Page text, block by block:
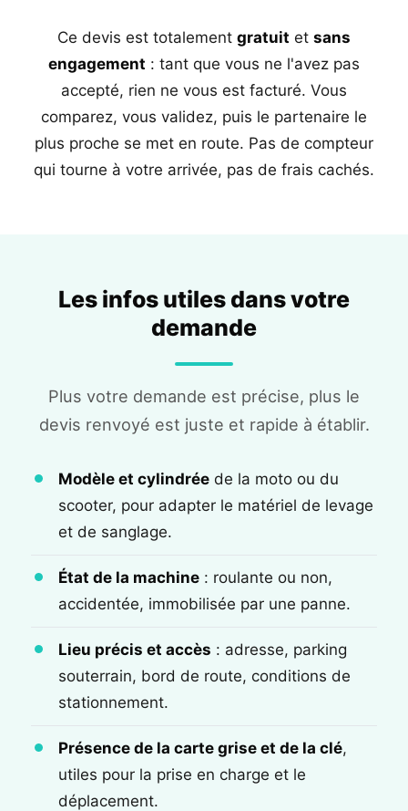
Ce devis est totalement gratuit et sans
engagement : tant que vous ne l'avez pas
accepté, rien ne vous est facturé. Vous
comparez, vous validez, puis le partenaire le
plus proche se met en route. Pas de compteur
qui tourne à votre arrivée, pas de frais cachés.
Les infos utiles dans votre
demande
Plus votre demande est précise, plus le
devis renvoyé est juste et rapide à établir.
Modèle et cylindrée de la moto ou du
scooter, pour adapter le matériel de levage
et de sanglage.
État de la machine : roulante ou non,
accidentée, immobilisée par une panne.
Lieu précis et accès : adresse, parking
souterrain, bord de route, conditions de
stationnement.
Présence de la carte grise et de la clé,
utiles pour la prise en charge et le
déplacement.